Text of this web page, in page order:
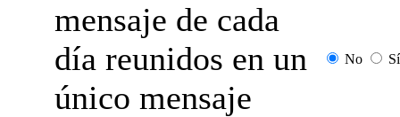
mensaje de cada
día reunidos en un
único mensaje
No Sí